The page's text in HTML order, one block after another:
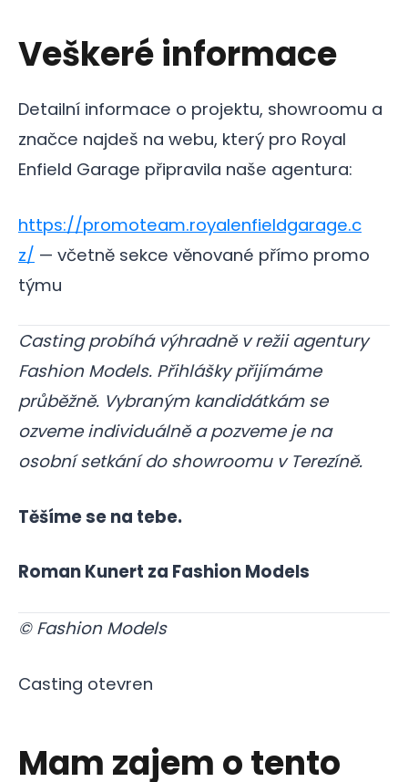
Veškeré informace
Detailní informace o projektu, showroomu a
značce najdeš na webu, který pro Royal
Enfield Garage připravila naše agentura:
https://promoteam.royalenfieldgarage.c
z/ — včetně sekce věnované přímo promo
týmu
Casting probíhá výhradně v režii agentury
Fashion Models. Přihlášky přijímáme
průběžně. Vybraným kandidátkám se
ozveme individuálně a pozveme je na
osobní setkání do showroomu v Terezíně.
Těšíme se na tebe.
Roman Kunert za Fashion Models
© Fashion Models
Casting otevren
Mam zajem o tento